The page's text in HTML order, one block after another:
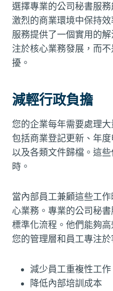
選擇專業的公司秘書服
激烈的商業環境中保持
服務提供了一個實用的
注於核心業務發展，而
擾。
減輕行政負擔
您的企業每年需要處理
包括商業登記更新、年
以及各類文件歸檔。這
時。
當內部員工兼顧這些工
心業務。專業的公司秘
標準化流程。他們能夠
您的管理層和員工專注
減少員工重複性工作
降低內部培訓成本